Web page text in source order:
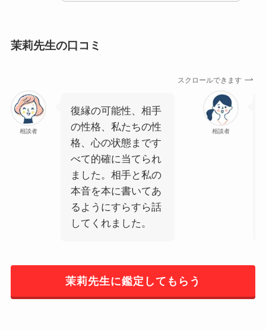
茉莉先生の口コミ
スクロールできます
相談者
復縁の可能性、相手
の性格、私たちの性
格、心の状態まです
べて的確に当てられ
ました。相手と私の
本音を本に書いてあ
るようにすらすら話
してくれました。
相談者
茉莉先生に鑑定してもらう